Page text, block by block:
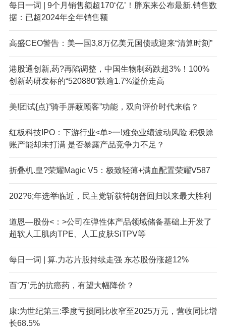
每日一词 | 9个月销售额超170‘亿’！胖东来公布最新.销售数
据：已超2024年全年销售额
高盛CEO警告：美—国3,8万亿美元国债或迎来“清算时刻”
港股通创新,药?再陷调整，中国生物制药跌超3%！100%
创新药研发标的“520880”跌逾1.7%溢价走高
美!团试{点}“骑手屏蔽顾客”功能，双向评价时代来临？
红板科技IPO：下游行业<单>一!难免业绩波动风险 积极赊
账产能却未打满 是否暴露产品竞争力不足？
折叠机.皇?荣耀Magic V5：极致轻薄+满血配置荣耀V587
202?6;年选举临近，民主党斩获特朗普回归以来最大胜利
道恩—股份<：>公司在弹性体产品领域储备基础上开发了
超软人工肌肉TPE、人工皮肤SiTPV等
每日一词 | 算.力芯片股持续走强 东芯股份涨超12%
百‘万’元的抗癌药，有望大幅降价？
康:为世纪第三:季度亏损同比收窄至2025万元，营收同比增
长68.5%